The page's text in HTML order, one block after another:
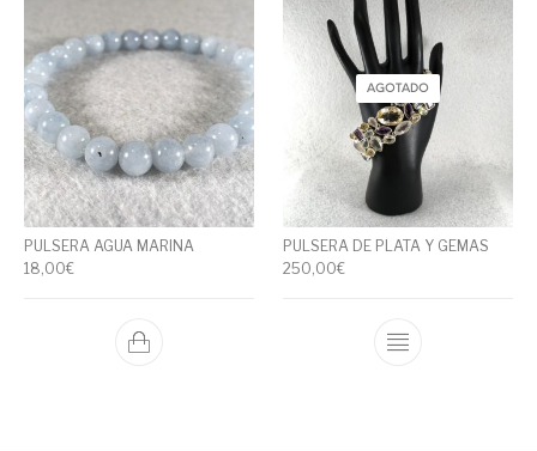
PULSERA AGUA MARINA
18,00€
AGOTADO
PULSERA DE PLATA Y GEMAS
250,00€